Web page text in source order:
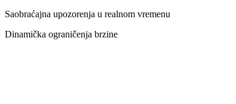
Saobraćajna upozorenja u realnom vremenu
Dinamička ograničenja brzine